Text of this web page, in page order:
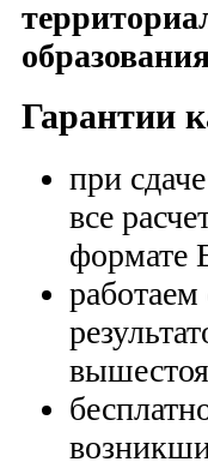
Гарантии
при
все
формате